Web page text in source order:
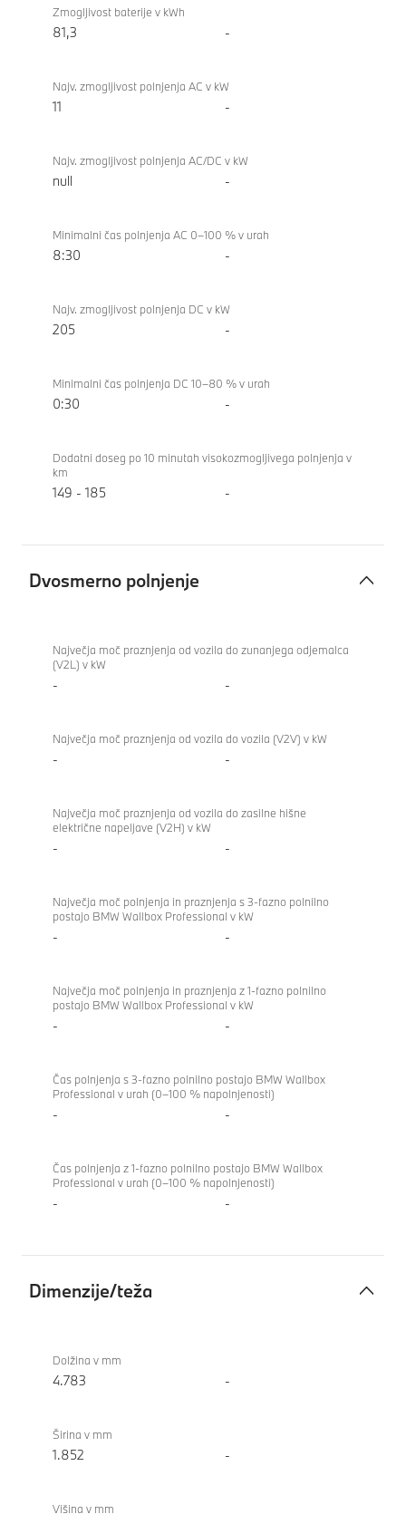
voltna
baterija,
xDrive40
Gran
Zmogljivost baterije v kWh
81,3 -
Najv. zmogljivost polnjenja AC v kW
11 -
Najv. zmogljivost polnjenja AC/DC v kW
null -
Minimalni čas polnjenja AC 0–100 % v urah
8:30 -
Najv. zmogljivost polnjenja DC v kW
205 -
Minimalni čas polnjenja DC 10–80 % v urah
0:30 -
Dodatni doseg po 10 minutah visokozmogljivega polnjenja v
km
149 - 185 -
Dvosmerno polnjenje
polnjenje
xDrive40
Gran
Coupe
Največja moč praznjenja od vozila do zunanjega odjemalca
(V2L) v kW
- -
Največja moč praznjenja od vozila do vozila (V2V) v kW
- -
Največja moč praznjenja od vozila do zasilne hišne
električne napeljave (V2H) v kW
- -
Največja moč polnjenja in praznjenja s 3-fazno polnilno
postajo BMW Wallbox Professional v kW
- -
Največja moč polnjenja in praznjenja z 1-fazno polnilno
postajo BMW Wallbox Professional v kW
- -
Čas polnjenja s 3-fazno polnilno postajo BMW Wallbox
Professional v urah (0–100 % napolnjenosti)
- -
Čas polnjenja z 1-fazno polnilno postajo BMW Wallbox
Professional v urah (0–100 % napolnjenosti)
- -
Dimenzije/teža
xDrive40
Gran
Dolžina v mm
4.783 -
Širina v mm
1.852 -
Višina v mm